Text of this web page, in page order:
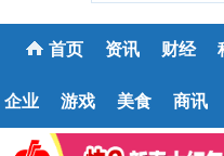
首页 资讯 财经
企业 游戏 美食 商讯